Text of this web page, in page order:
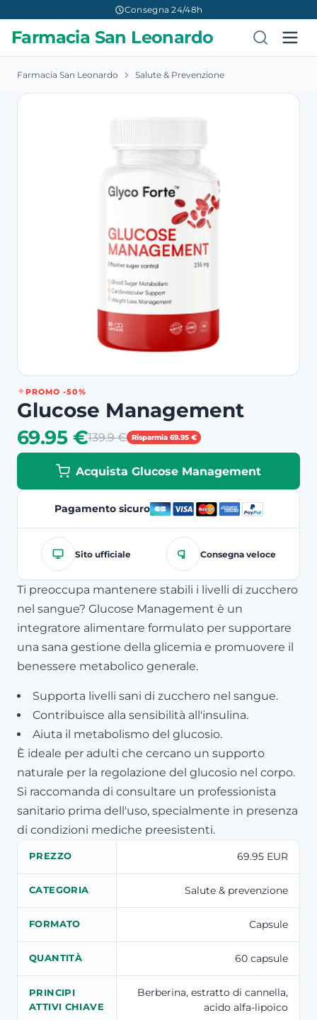
Consegna 24/48h
Farmacia San Leonardo
Farmacia San Leonardo Salute & Prevenzione
PROMO -50%
Glucose Management
69.95 €139.9 € Risparmia 69.95 €
Acquista Glucose Management
Pagamento sicuro
Sito ufficiale Consegna veloce
Ti preoccupa mantenere stabili i livelli di zucchero
nel sangue? Glucose Management è un
integratore alimentare formulato per supportare
una sana gestione della glicemia e promuovere il
benessere metabolico generale.
Supporta livelli sani di zucchero nel sangue.
Contribuisce alla sensibilità all'insulina.
Aiuta il metabolismo del glucosio.
È ideale per adulti che cercano un supporto
naturale per la regolazione del glucosio nel corpo.
Si raccomanda di consultare un professionista
sanitario prima dell'uso, specialmente in presenza
di condizioni mediche preesistenti.
PREZZO 69.95 EUR
CATEGORIA Salute & prevenzione
FORMATO Capsule
QUANTITÀ 60 capsule
PRINCIPI
ATTIVI CHIAVE
Berberina, estratto di cannella,
acido alfa-lipoico